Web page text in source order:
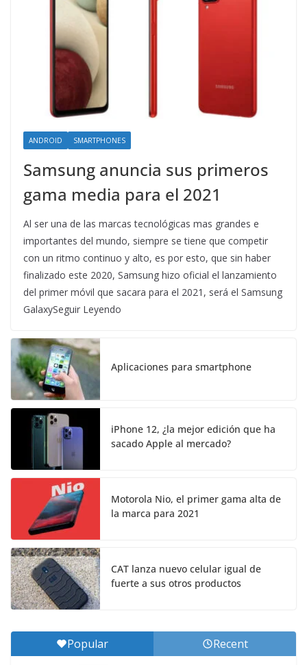
ANDROID SMARTPHONES
Samsung anuncia sus primeros
gama media para el 2021
Al ser una de las marcas tecnológicas mas grandes e
importantes del mundo, siempre se tiene que competir
con un ritmo continuo y alto, es por esto, que sin haber
finalizado este 2020, Samsung hizo oficial el lanzamiento
del primer móvil que sacara para el 2021, será el Samsung
GalaxySeguir Leyendo
Aplicaciones para smartphone
iPhone 12, ¿la mejor edición que ha
sacado Apple al mercado?
Motorola Nio, el primer gama alta de
la marca para 2021
CAT lanza nuevo celular igual de
fuerte a sus otros productos
Popular Recent